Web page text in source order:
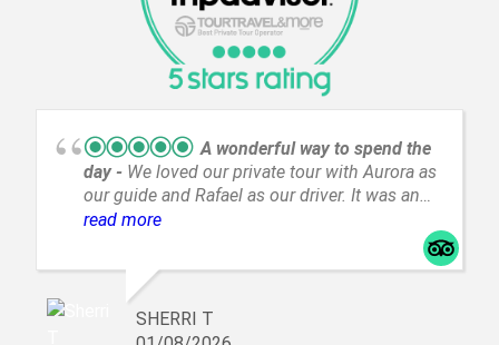
A wonderful way to spend the
day
We loved our private tour with Aurora as
our guide and Rafael as our driver. It was an
incredible day with amazing views and a great
read more
SHERRI T